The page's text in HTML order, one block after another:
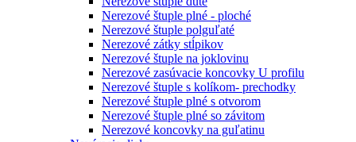
Nerezové štuple plné - ploché
Nerezové štuple polguľaté
Nerezové zátky stĺpikov
Nerezové štuple na joklovinu
Nerezové zasúvacie koncovky U profilu
Nerezové štuple s kolíkom- prechodky
Nerezové štuple plné s otvorom
Nerezové štuple plné so závitom
Nerezové koncovky na guľatinu